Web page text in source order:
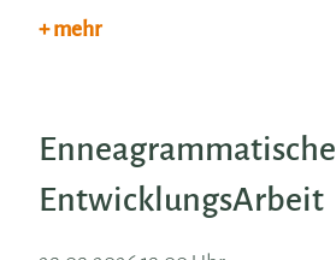
+ mehr
Enneagrammatische
EntwicklungsArbeit